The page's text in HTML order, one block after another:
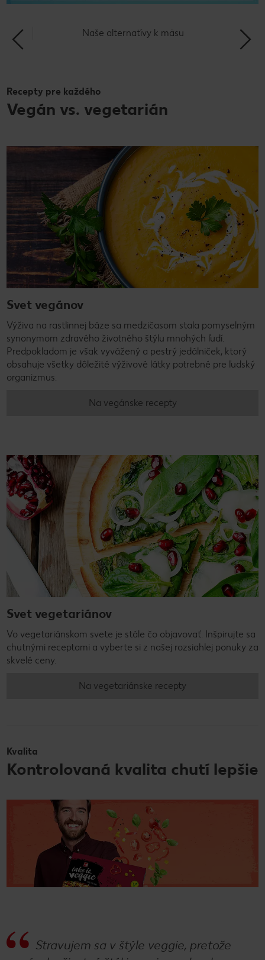
Naše alternatívy k mäsu
Recepty pre každého
Vegán vs. vegetarián
Svet vegánov
Výživa na rastlinnej báze sa medzičasom stala pomyselným
synonymom zdravého životného štýlu mnohých ľudí.
Predpokladom je však vyvážený a pestrý jedálniček, ktorý
obsahuje všetky dôležité výživové látky potrebné pre ľudský
organizmus.
Na vegánske recepty
Svet vegetariánov
Vo vegetariánskom svete je stále čo objavovať. Inšpirujte sa
chutnými receptami a vyberte si z našej rozsiahlej ponuky za
skvelé ceny.
Na vegetariánske recepty
Kvalita
Kontrolovaná kvalita chutí lepšie
Stravujem sa v štýle veggie, pretože